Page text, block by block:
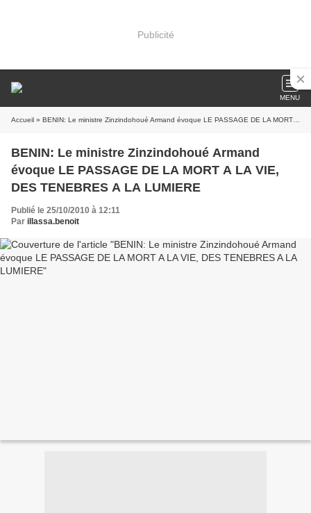
Publicité
MENU
Accueil » BENIN: Le ministre Zinzindohoué Armand évoque LE PASSAGE DE LA MORT A LA VIE, DES TENEBRES A LA LUMIERE
BENIN: Le ministre Zinzindohoué Armand
évoque LE PASSAGE DE LA MORT A LA VIE,
DES TENEBRES A LA LUMIERE
Publié le 25/10/2010 à 12:11
Par illassa.benoit